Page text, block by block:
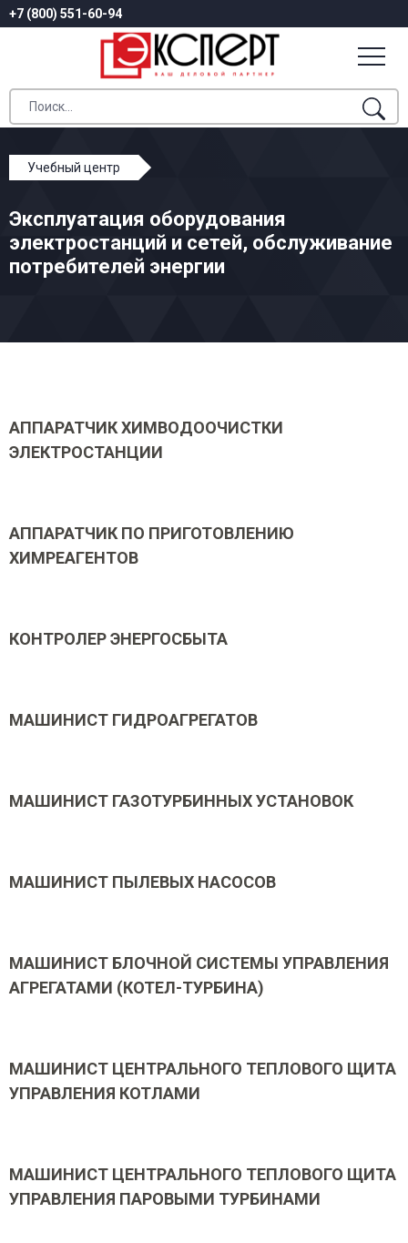
+7 (800) 551-60-94
Учебный центр
Эксплуатация оборудования электростанций и сетей,
обслуживание потребителей энергии
Эксплуатация оборудования
электростанций и сетей, обслуживание
потребителей энергии
АППАРАТЧИК ХИМВОДООЧИСТКИ
ЭЛЕКТРОСТАНЦИИ
АППАРАТЧИК ПО ПРИГОТОВЛЕНИЮ
ХИМРЕАГЕНТОВ
КОНТРОЛЕР ЭНЕРГОСБЫТА
МАШИНИСТ ГИДРОАГРЕГАТОВ
МАШИНИСТ ГАЗОТУРБИННЫХ УСТАНОВОК
МАШИНИСТ ПЫЛЕВЫХ НАСОСОВ
МАШИНИСТ БЛОЧНОЙ СИСТЕМЫ УПРАВЛЕНИЯ
АГРЕГАТАМИ (КОТЕЛ-ТУРБИНА)
МАШИНИСТ ЦЕНТРАЛЬНОГО ТЕПЛОВОГО ЩИТА
УПРАВЛЕНИЯ КОТЛАМИ
МАШИНИСТ ЦЕНТРАЛЬНОГО ТЕПЛОВОГО ЩИТА
УПРАВЛЕНИЯ ПАРОВЫМИ ТУРБИНАМИ